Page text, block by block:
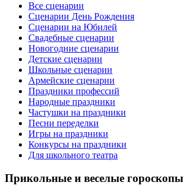
Все сценарии
Сценарии День Рождения
Сценарии на Юбилей
Свадебные сценарии
Новогодние сценарии
Детские сценарии
Школьные сценарии
Армейские сценарии
Праздники профессий
Народные праздники
Частушки на праздники
Песни переделки
Игры на праздники
Конкурсы на праздники
Для школьного театра
Прикольные и веселые гороскопы